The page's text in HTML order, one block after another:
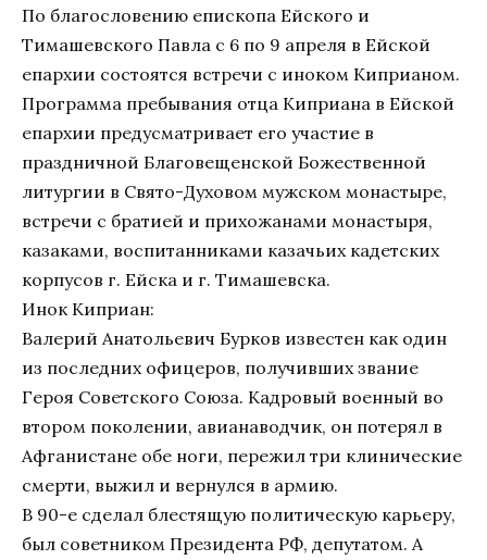
По благословению епископа Ейского и
Тимашевского Павла с 6 по 9 апреля в Ейской
епархии состоятся встречи с иноком Киприаном.
Программа пребывания отца Киприана в Ейской
епархии предусматривает его участие в
праздничной Благовещенской Божественной
литургии в Свято-Духовом мужском монастыре,
встречи с братией и прихожанами монастыря,
казаками, воспитанниками казачьих кадетских
корпусов г. Ейска и г. Тимашевска.
Инок Киприан:
Валерий Анатольевич Бурков известен как один
из последних офицеров, получивших звание
Героя Советского Союза. Кадровый военный во
втором поколении, авианаводчик, он потерял в
Афганистане обе ноги, пережил три клинические
смерти, выжил и вернулся в армию.
В 90-е сделал блестящую политическую карьеру,
был советником Президента РФ, депутатом. А